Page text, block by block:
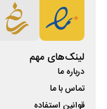
لینک‌های مهم
درباره ما
تماس با ما
قوانین استفاده